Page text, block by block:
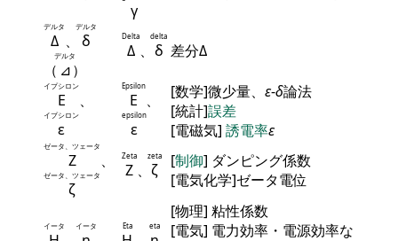
γ
Δ
デルタ
、 δ
デルタ
（ ⊿
デルタ
）
Δ
Delta
、 δ
delta
差分Δ
Ε
イプシロン
、
ε
イプシロン
Ε
Epsilon
、
ε
epsilon
[数学]微少量、 ε-δ論法
[統計]誤差
[電磁気] 誘電率ε
Ζ
ゼータ、ツェータ
、
ζ
ゼータ、ツェータ Ζ
Zeta
、 ζ
zeta [制御] ダンピング係数
[電気化学]ゼータ電位
イータ イータ Eta eta
[物理] 粘性係数
[電気] 電力効率・電源効率な